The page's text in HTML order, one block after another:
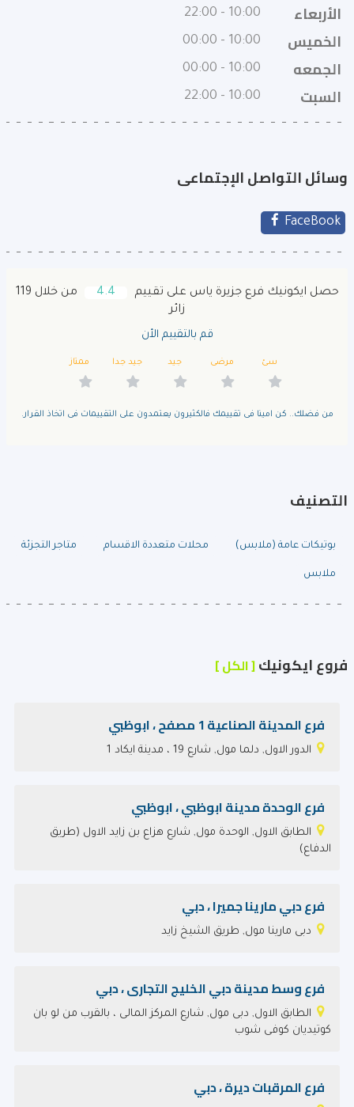
الأربعاء 10:00 - 22:00
الخميس 10:00 - 00:00
الجمعه 10:00 - 00:00
السبت 10:00 - 22:00
وسائل التواصل الإجتماعى
FaceBook
حصل ايكونيك فرع جزيرة ياس على تقييم 4.4
من خلال 119
زائر
قم بالتقييم الأن
سئ مرضى جيد جيد جدا ممتاز
من فضلك.. كن امينا فى تقييمك فالكثيرون يعتمدون على التقييمات فى اتخاذ القرار.
التصنيف
بوتيكات عامة (ملابس) محلات متعددة الاقسام متاجر التجزئة
ملابس
فروع ايكونيك[ الكل ]
فرع المدينة الصناعية 1 مصفح ، ابوظبي
الدور الاول, دلما مول, شارع 19 ، مدينة ايكاد 1
فرع الوحدة مدينة ابوظبي ، ابوظبي
الطابق الاول, الوحدة مول, شارع هزاع بن زايد الاول (طريق
الدفاع)
فرع دبي مارينا جميرا ، دبي
دبى مارينا مول, طريق الشيخ زايد
فرع وسط مدينة دبي الخليج التجارى ، دبي
الطابق الاول, دبى مول, شارع المركز المالى ، بالقرب من لو بان
كوتيديان كوفى شوب
فرع المرقبات ديرة ، دبي